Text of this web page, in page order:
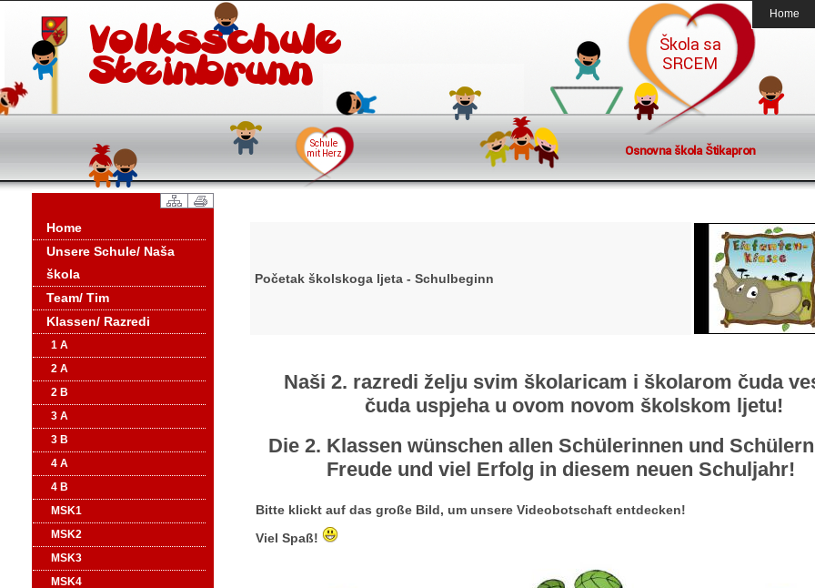
Home
Home
Unsere Schule/ Naša
škola
Team/ Tim
Klassen/ Razredi
1 A
2 A
2 B
3 A
3 B
4 A
4 B
MSK1
MSK2
MSK3
MSK4
Početak školskoga ljeta - Schulbeginn
Naši 2. razredi želju svim školaricam i školarom čuda
čuda uspjeha u ovom novom školskom ljetu!
Die 2. Klassen wünschen allen Schülerinnen und
Freude und viel Erfolg in diesem neuen Schuljahr!
Bitte klickt auf das große Bild, um unsere Videobotschaft entdecken!
Viel Spaß!